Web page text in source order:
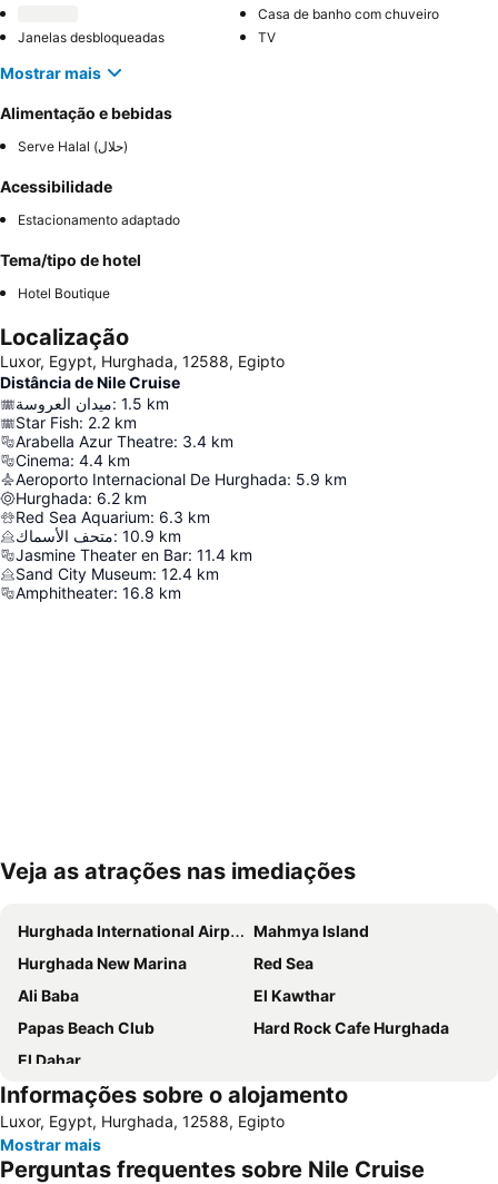
Casa de banho com chuveiro
Janelas desbloqueadas
TV
Mostrar mais
Alimentação e bebidas
Serve Halal (حلال)
Acessibilidade
Estacionamento adaptado
Tema/tipo de hotel
Hotel Boutique
Localização
Luxor, Egypt, Hurghada, 12588, Egipto
Distância de Nile Cruise
ميدان العروسة: 1.5 km
Star Fish: 2.2 km
Arabella Azur Theatre: 3.4 km
Cinema: 4.4 km
Aeroporto Internacional De Hurghada: 5.9 km
Hurghada: 6.2 km
Red Sea Aquarium: 6.3 km
متحف الأسماك: 10.9 km
Jasmine Theater en Bar: 11.4 km
Sand City Museum: 12.4 km
Amphitheater: 16.8 km
Ampliar mapa
Veja as atrações nas imediações
Hurghada International Airport
Mahmya Island
Hurghada New Marina
Red Sea
Ali Baba
El Kawthar
Papas Beach Club
Hard Rock Cafe Hurghada
El Dahar
Informações sobre o alojamento
Luxor, Egypt, Hurghada, 12588, Egipto
Mostrar mais
Perguntas frequentes sobre Nile Cruise